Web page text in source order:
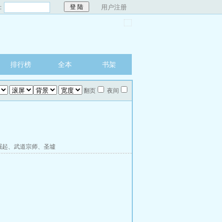
用户注册
排行榜 全本 书架
翻页 夜间
起、 武道宗师、 圣墟